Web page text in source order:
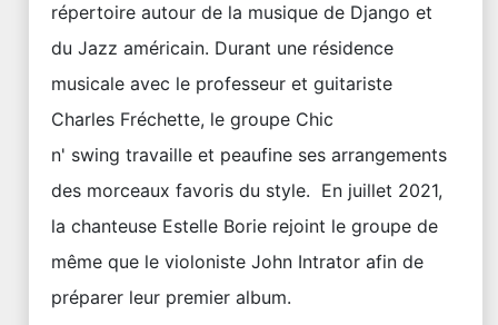
répertoire autour de la musique de Django et
du Jazz américain. Durant une résidence
musicale avec le professeur et guitariste
Charles Fréchette, le groupe Chic
n' swing travaille et peaufine ses arrangements
des morceaux favoris du style. En juillet 2021,
la chanteuse Estelle Borie rejoint le groupe de
même que le violoniste John Intrator afin de
préparer leur premier album.